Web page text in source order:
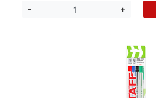
- +